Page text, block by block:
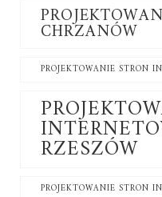
CHRZANÓW
PROJEKTOWANIE STRON
RZESZÓW
PROJEKTOWANIE STRON